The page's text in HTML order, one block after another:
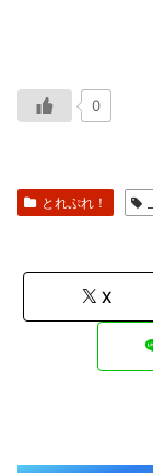
0
とれぷれ！
X